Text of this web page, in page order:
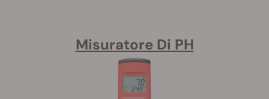
Misuratore Di PH